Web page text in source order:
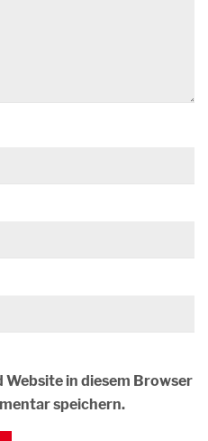
Website in diesem Browser
speichern.